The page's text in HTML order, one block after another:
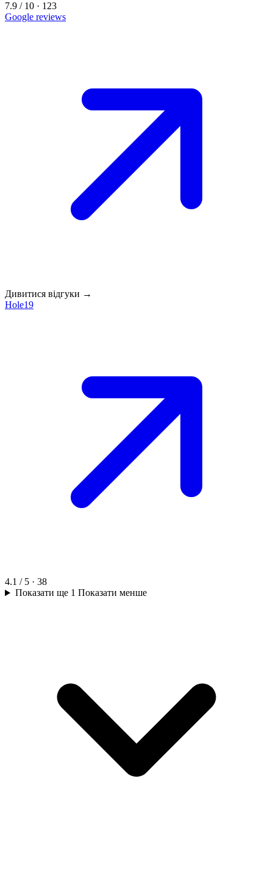
7.9 / 10 · 123
Google reviews
Дивитися відгуки →
Hole19
4.1 / 5 · 38
Показати ще 1 Показати менше